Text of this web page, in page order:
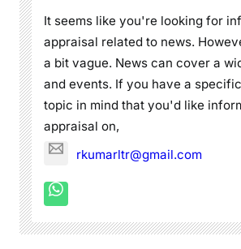
It seems like you're looking for
appraisal related to news.
a bit vague. News can cover a
and events. If you have a
topic in mind that you'd like
appraisal on,
rkumarltr@gmail.com